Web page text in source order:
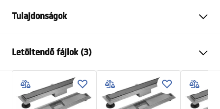
Tulajdonságok
Felszerelés
Szín
Titán
Kifolyócső típusa
Fix
Anyag
Sárgaréz
Letöltendő fájlok (3)
Garanciális feltételek
Warranty_Terms_and_Conditions_Faucets_-_5.pdf